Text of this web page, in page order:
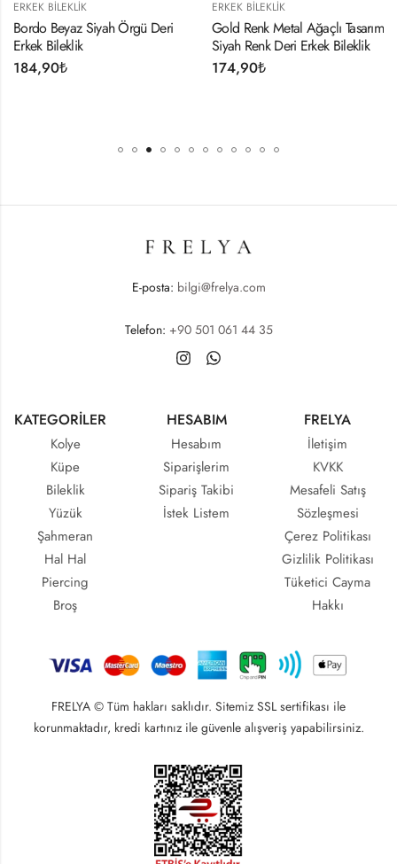
ERKEK BILEKLIK
Bordo Beyaz Siyah Örgü Deri
Erkek Bileklik
184,90₺
ERKEK BILEKLIK
Gold Renk Metal Ağaçlı Tasarım
Siyah Renk Deri Erkek Bileklik
174,90₺
E-posta: bilgi@frelya.com
Telefon: +90 501 061 44 35
KATEGORİLER
Kolye
Küpe
Bileklik
Yüzük
Şahmeran
Hal Hal
Piercing
Broş
HESABIM
Hesabım
Siparişlerim
Sipariş Takibi
İstek Listem
FRELYA
İletişim
KVKK
Mesafeli Satış
Sözleşmesi
Çerez Politikası
Gizlilik Politikası
Tüketici Cayma
Hakkı
FRELYA © Tüm hakları saklıdır. Sitemiz SSL sertifikası ile
korunmaktadır, kredi kartınız ile güvenle alışveriş yapabilirsiniz.